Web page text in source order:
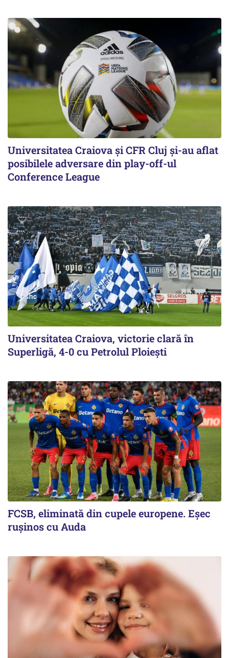
Universitatea Craiova și CFR Cluj și-au aflat
posibilele adversare din play-off-ul
Conference League
Universitatea Craiova, victorie clară în
Superligă, 4-0 cu Petrolul Ploieşti
FCSB, eliminată din cupele europene. Eşec
ruşinos cu Auda